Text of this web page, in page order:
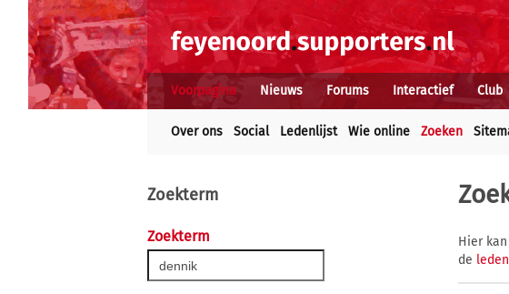
Voorpagina Nieuws Forums Interactief Club
Over ons Social Ledenlijst Wie online Zoeken
Zoekterm
Zoekterm
Hier
de